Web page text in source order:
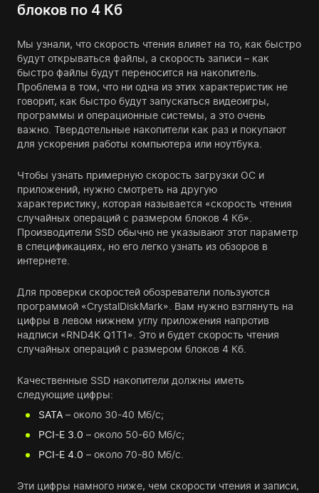
блоков по 4 Кб
Мы узнали, что скорость чтения влияет на то, как быстро
будут открываться файлы, а скорость записи – как
быстро файлы будут переносится на накопитель.
Проблема в том, что ни одна из этих характеристик не
говорит, как быстро будут запускаться видеоигры,
программы и операционные системы, а это очень
важно. Твердотельные накопители как раз и покупают
для ускорения работы компьютера или ноутбука.
Чтобы узнать примерную скорость загрузки ОС и
приложений, нужно смотреть на другую
характеристику, которая называется «скорость чтения
случайных операций с размером блоков 4 Кб».
Производители SSD обычно не указывают этот параметр
в спецификациях, но его легко узнать из обзоров в
интернете.
Для проверки скоростей обозреватели пользуются
программой «CrystalDiskMark». Вам нужно взглянуть на
цифры в левом нижнем углу приложения напротив
надписи «RND4K Q1T1». Это и будет скорость чтения
случайных операций с размером блоков 4 Кб.
Качественные SSD накопители должны иметь
следующие цифры:
SATA – около 30-40 Мб/с;
PCI-E 3.0 – около 50-60 Мб/с;
PCI-E 4.0 – около 70-80 Мб/с.
Эти цифры намного ниже, чем скорости чтения и записи,